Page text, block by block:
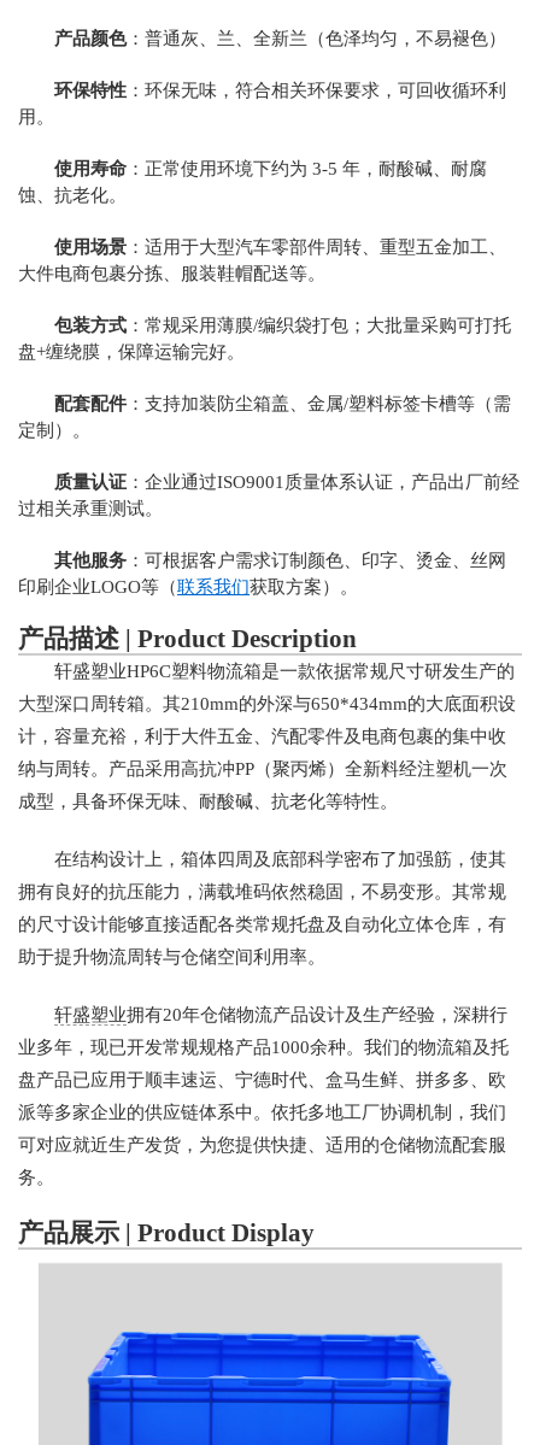
产品颜色：普通灰、兰、全新兰（色泽均匀，不易褪色）
环保特性 ：环保无味，符合相关环保要求，可回收循环利
用。
使用寿命 ：正常使用环境下约为 3-5 年，耐酸碱、耐腐
蚀、抗老化。
使用场景 ：适用于大型汽车零部件周转、重型五金加工、
大件电商包裹分拣、服装鞋帽配送等。
包装方式 ：常规采用薄膜/编织袋打包；大批量采购可打托
盘+缠绕膜，保障运输完好。
配套配件 ：支持加装防尘箱盖、金属/塑料标签卡槽等（需
定制）。
质量认证 ：企业通过ISO9001质量体系认证，产品出厂前经
过相关承重测试。
其他服务 ：可根据客户需求订制颜色、印字、烫金、丝网
印刷企业LOGO等（联系我们获取方案）。
产品描述 | Product Description
轩盛塑业HP6C塑料物流箱是一款依据常规尺寸研发生产的
大型深口周转箱。其210mm的外深与650*434mm的大底面积设
计，容量充裕，利于大件五金、汽配零件及电商包裹的集中收
纳与周转。产品采用高抗冲PP（聚丙烯）全新料经注塑机一次
成型，具备环保无味、耐酸碱、抗老化等特性。
在结构设计上，箱体四周及底部科学密布了加强筋，使其
拥有良好的抗压能力，满载堆码依然稳固，不易变形。其常规
的尺寸设计能够直接适配各类常规托盘及自动化立体仓库，有
助于提升物流周转与仓储空间利用率。
轩盛塑业拥有20年仓储物流产品设计及生产经验，深耕行
业多年，现已开发常规规格产品1000余种。我们的物流箱及托
盘产品已应用于顺丰速运、宁德时代、盒马生鲜、拼多多、欧
派等多家企业的供应链体系中。依托多地工厂协调机制，我们
可对应就近生产发货，为您提供快捷、适用的仓储物流配套服
务。
产品展示 | Product Display